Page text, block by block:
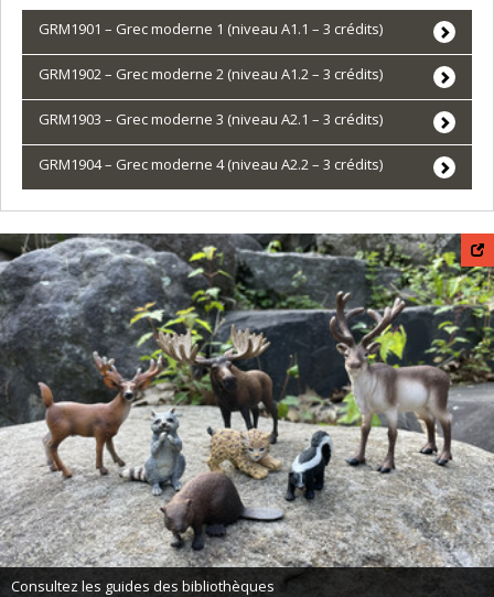
GRM1901 – Grec moderne 1 (niveau A1.1 – 3 crédits)
GRM1902 – Grec moderne 2 (niveau A1.2 – 3 crédits)
GRM1903 – Grec moderne 3 (niveau A2.1 – 3 crédits)
GRM1904 – Grec moderne 4 (niveau A2.2 – 3 crédits)
Consultez les guides des bibliothèques